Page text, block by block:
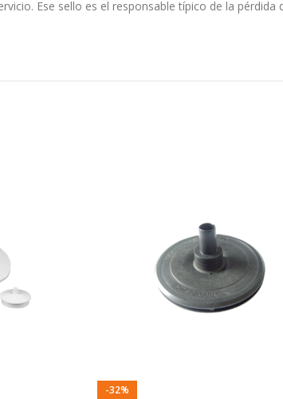
Ese sello es el responsable típico de la
-32%